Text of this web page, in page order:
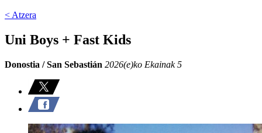
< Atzera
Uni Boys + Fast Kids
Donostia / San Sebastián 2026(e)ko Ekainak 5